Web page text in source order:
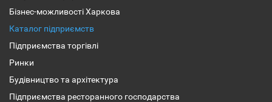
Бізнес-можливості Харкова
Каталог підприємств
Підприємства торгівлі
Ринки
Будівництво та архітектура
Підприємства ресторанного господарства